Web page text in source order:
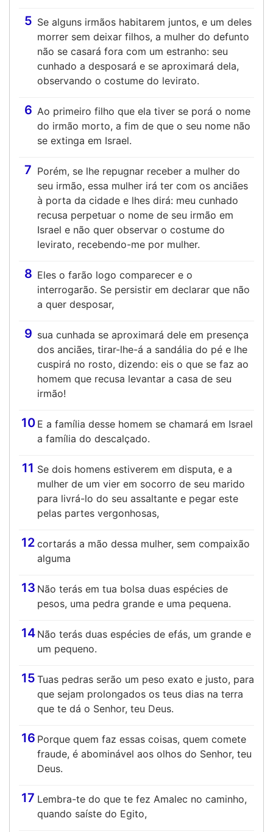
5 Se alguns irmãos habitarem juntos, e um deles
morrer sem deixar filhos, a mulher do defunto
não se casará fora com um estranho: seu
cunhado a desposará e se aproximará dela,
observando o costume do levirato.
6 Ao primeiro filho que ela tiver se porá o nome
do irmão morto, a fim de que o seu nome não
se extinga em Israel.
7 Porém, se lhe repugnar receber a mulher do
seu irmão, essa mulher irá ter com os anciães
à porta da cidade e lhes dirá: meu cunhado
recusa perpetuar o nome de seu irmão em
Israel e não quer observar o costume do
levirato, recebendo-me por mulher.
8 Eles o farão logo comparecer e o
interrogarão. Se persistir em declarar que não
a quer desposar,
9 sua cunhada se aproximará dele em presença
dos anciães, tirar-lhe-á a sandália do pé e lhe
cuspirá no rosto, dizendo: eis o que se faz ao
homem que recusa levantar a casa de seu
irmão!
10 E a família desse homem se chamará em Israel
a família do descalçado.
11 Se dois homens estiverem em disputa, e a
mulher de um vier em socorro de seu marido
para livrá-lo do seu assaltante e pegar este
pelas partes vergonhosas,
12 cortarás a mão dessa mulher, sem compaixão
alguma
13 Não terás em tua bolsa duas espécies de
pesos, uma pedra grande e uma pequena.
14 Não terás duas espécies de efás, um grande e
um pequeno.
15 Tuas pedras serão um peso exato e justo, para
que sejam prolongados os teus dias na terra
que te dá o Senhor, teu Deus.
16 Porque quem faz essas coisas, quem comete
fraude, é abominável aos olhos do Senhor, teu
Deus.
17 Lembra-te do que te fez Amalec no caminho,
quando saíste do Egito,